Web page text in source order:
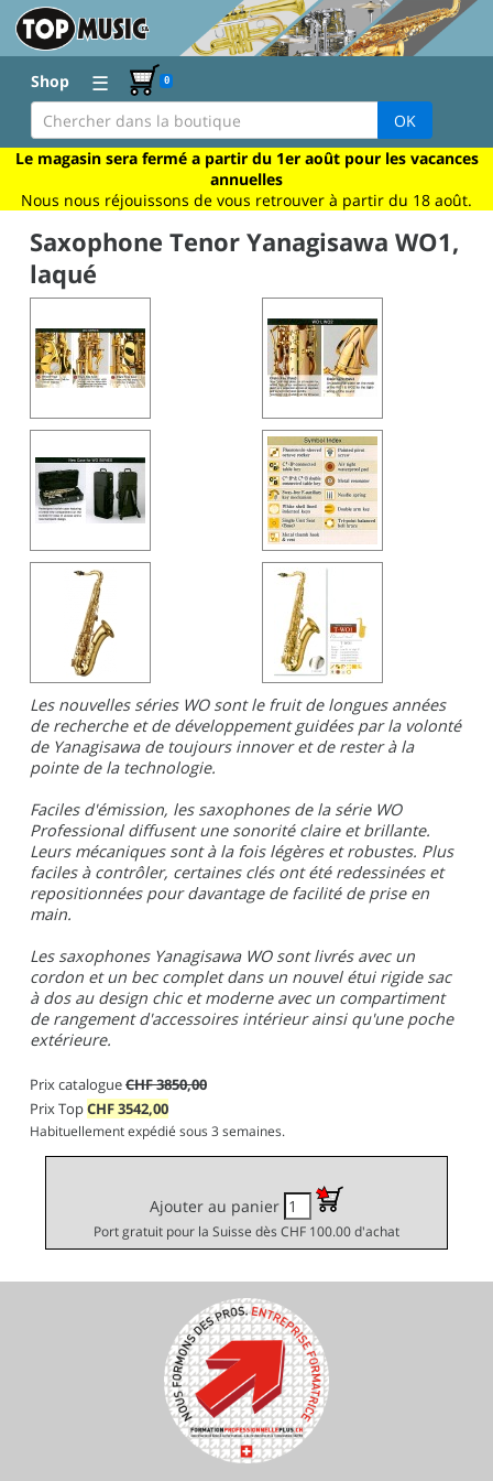
Shop ☰ 0
OK
Le magasin sera fermé a partir du 1er août pour les vacances
annuelles
Nous nous réjouissons de vous retrouver à partir du 18 août.
Saxophone Tenor Yanagisawa WO1,
laqué
Les nouvelles séries WO sont le fruit de longues années
de recherche et de développement guidées par la volonté
de Yanagisawa de toujours innover et de rester à la
pointe de la technologie.
Faciles d'émission, les saxophones de la série WO
Professional diffusent une sonorité claire et brillante.
Leurs mécaniques sont à la fois légères et robustes. Plus
faciles à contrôler, certaines clés ont été redessinées et
repositionnées pour davantage de facilité de prise en
main.
Les saxophones Yanagisawa WO sont livrés avec un
cordon et un bec complet dans un nouvel étui rigide sac
à dos au design chic et moderne avec un compartiment
de rangement d'accessoires intérieur ainsi qu'une poche
extérieure.
Prix catalogueCHF 3850,00
Prix TopCHF3542,00
Habituellement expédié sous 3 semaines.
Ajouter au panier
Port gratuit pour la Suisse dès CHF 100.00 d'achat